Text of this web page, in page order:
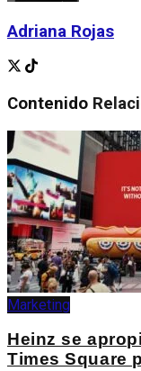
Adriana Rojas
Contenido
Marketing
Heinz se
Times Square